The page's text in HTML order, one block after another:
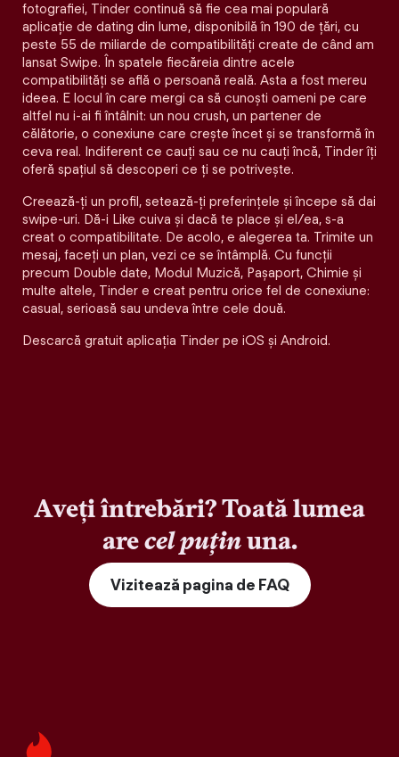
fotografiei, Tinder continuă să fie cea mai populară
aplicație de dating din lume, disponibilă în 190 de țări, cu
peste 55 de miliarde de compatibilități create de când am
lansat Swipe. În spatele fiecăreia dintre acele
compatibilităţi se află o persoană reală. Asta a fost mereu
ideea. E locul în care mergi ca să cunoști oameni pe care
altfel nu i-ai fi întâlnit: un nou crush, un partener de
călătorie, o conexiune care crește încet și se transformă în
ceva real. Indiferent ce cauți sau ce nu cauți încă, Tinder îți
oferă spațiul să descoperi ce ți se potrivește.
Creează-ți un profil, setează-ți preferințele și începe să dai
swipe-uri. Dă-i Like cuiva și dacă te place și el/ea, s-a
creat o compatibilitate. De acolo, e alegerea ta. Trimite un
mesaj, faceți un plan, vezi ce se întâmplă. Cu funcții
precum Double date, Modul Muzică, Pașaport, Chimie și
multe altele, Tinder e creat pentru orice fel de conexiune:
casual, serioasă sau undeva între cele două.
Descarcă gratuit aplicația Tinder pe iOS și Android.
Aveți întrebări? Toată lumea
arecel puținuna.
Vizitează pagina de FAQ